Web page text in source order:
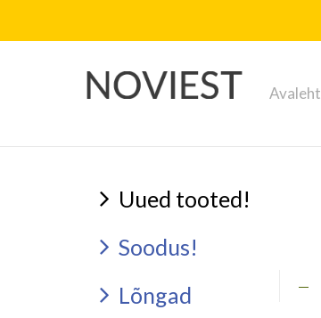
Avaleht
Uued tooted!
Soodus!
Lõngad